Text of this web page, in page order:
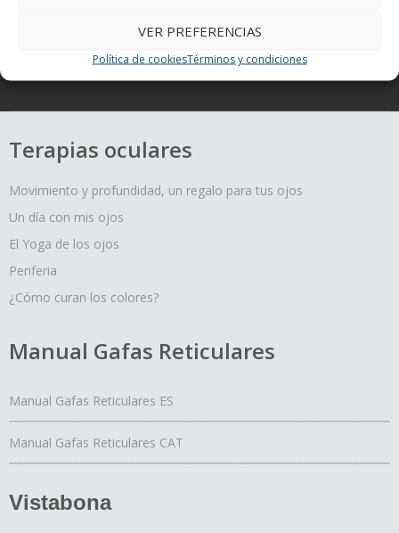
VER PREFERENCIAS
Política de cookiesTérminos y condiciones
Terapias oculares
Movimiento y profundidad, un regalo para tus ojos
Un día con mis ojos
El Yoga de los ojos
Periferia
¿Cómo curan los colores?
Manual Gafas Reticulares
Manual Gafas Reticulares ES
Manual Gafas Reticulares CAT
Vistabona